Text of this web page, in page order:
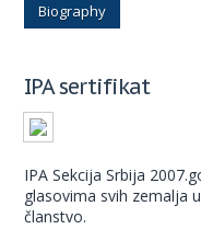
Biography
IPA sertifikat
IPA Sekcija Srbija
glasovima svih zemalja
članstvo.